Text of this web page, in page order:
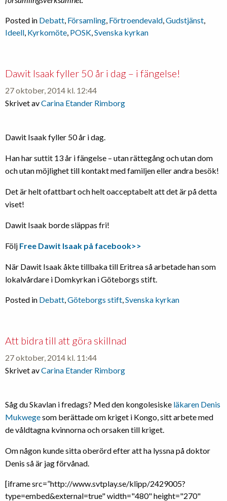
Posted in Debatt, Församling, Förtroendevald,Gudstjänst,
Ideell, Kyrkomöte, POSK,Svenska kyrkan
Dawit Isaak fyller 50 år i dag – i fängelse!
27 oktober, 2014 kl. 12:44
Skrivet avCarina Etander Rimborg
Dawit Isaak fyller 50 år i dag.
Han har suttit 13 år i fängelse – utan rättegång och utan dom
och utan möjlighet till kontakt med familjen eller andra besök!
Det är helt ofattbart och helt oacceptabelt att det är på detta
viset!
Dawit Isaak borde släppas fri!
Följ Free Dawit Isaak på facebook>>
När Dawit Isaak åkte tillbaka till Eritrea så arbetade han som
lokalvårdare i Domkyrkan i Göteborgs stift.
Posted in Debatt,Göteborgs stift,Svenska kyrkan
Att bidra till att göra skillnad
27 oktober, 2014 kl. 11:44
Skrivet avCarina Etander Rimborg
Såg du Skavlan i fredags? Med den kongolesiske läkaren Denis
Mukwegesom berättade om kriget i Kongo, sitt arbete med
de våldtagna kvinnorna och orsaken till kriget.
Om någon kunde sitta oberörd efter att ha lyssna på doktor
Denis så är jag förvånad.
[iframe src=”http://www.svtplay.se/klipp/2429005?
type=embed&external=true" width="480" height="270"